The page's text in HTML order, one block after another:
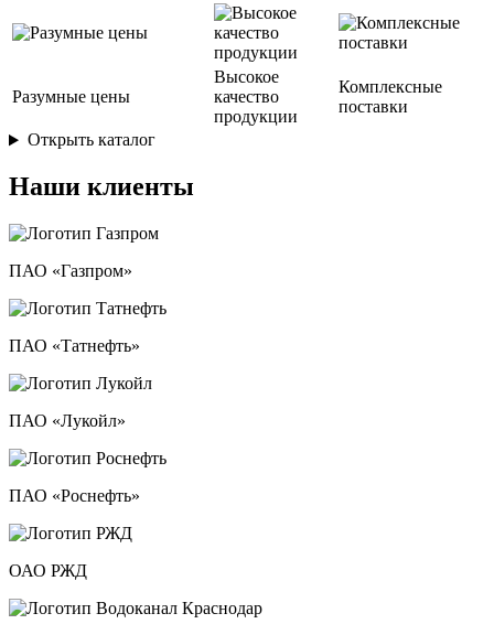
Разумные цены
Высокое
качество
продукции
Комплексные
поставки
Открыть каталог
Наши клиенты
ПАО «Газпром»
ПАО «Татнефть»
ПАО «Лукойл»
ПАО «Роснефть»
ОАО РЖД